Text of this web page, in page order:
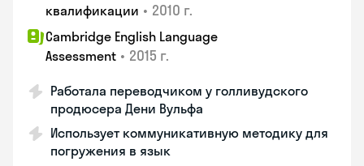
квалификации • 2010 г.
Cambridge English Language
Assessment • 2015 г.
Работала переводчиком у голливудского
продюсера Дени Вульфа
Использует коммуникативную методику для
погружения в язык